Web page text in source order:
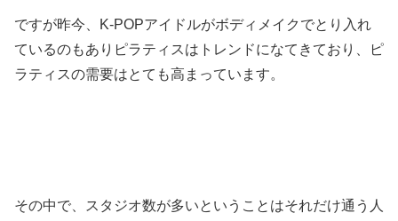
ですが昨今、K-POPアイドルがボディメイクでとり入れ
ているのもありピラティスはトレンドになてきており、ピ
ラティスの需要はとても高まっています。
その中で、スタジオ数が多いということはそれだけ通う人